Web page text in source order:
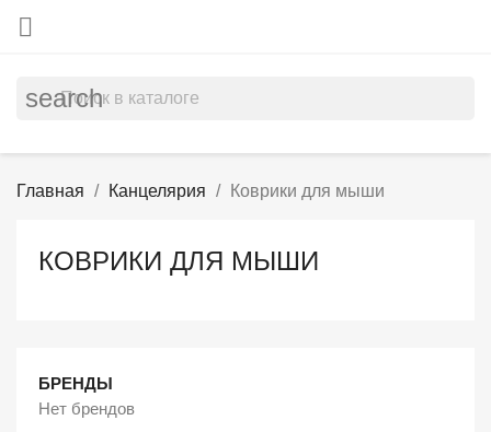

search
Главная Канцелярия Коврики для мыши
КОВРИКИ ДЛЯ МЫШИ
БРЕНДЫ
Нет брендов